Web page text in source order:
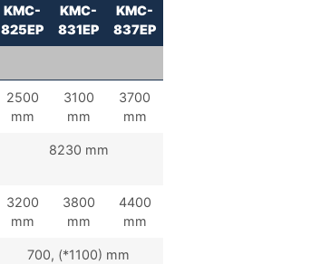
KMC-
825EP
KMC-
831EP
KMC-
837EP
2500
mm
3100
mm
3700
mm
8230 mm
3200
mm
3800
mm
4400
mm
700, (*1100) mm